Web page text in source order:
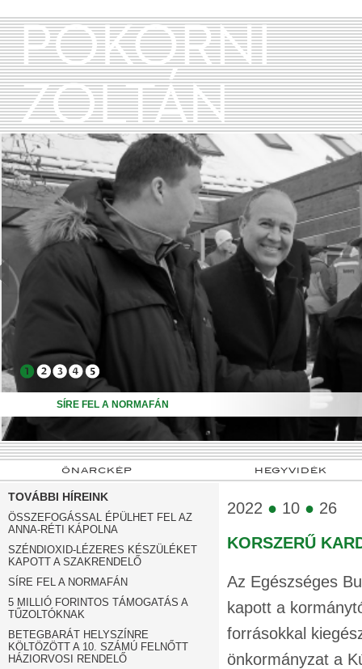
SÍRE FEL A NORMAFÁN
➎
ÖNARCKÉP HEGYVIDÉK
TOVÁBBI HÍREINK
ÖSSZEFOGÁSSAL ÉPÜLHET FEL AZ
ANNA-RÉTI KÁPOLNA
SZÉNDIOXID-LÉZERES KÉSZÜLÉKET
KAPOTT A SZAKRENDELŐ
SÍRE FEL A NORMAFÁN
5 MILLIÓ FORINTOS TÁMOGATÁS A
TŰZOLTÓKNAK
BETEGBARÁT HELYSZÍNRE
KÖLTÖZÖTT A 10. SZÁMÚ FELNŐTT
HÁZIORVOSI RENDELŐ
2022 ● 10 ● 26
KORSZERŰ
Az Egészséges
kapott a
forrásokkal
önkormányzat a